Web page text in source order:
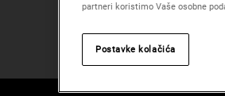
partneri koristimo Vaše osobne
Postavke kolačića